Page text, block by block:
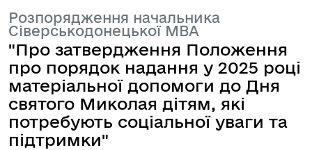
Розпорядження начальника
Сіверськодонецької МВА
"Про затвердження Положення
про порядок надання у 2025 році
матеріальної допомоги до Дня
святого Миколая дітям, які
потребують соціальної уваги та
підтримки"